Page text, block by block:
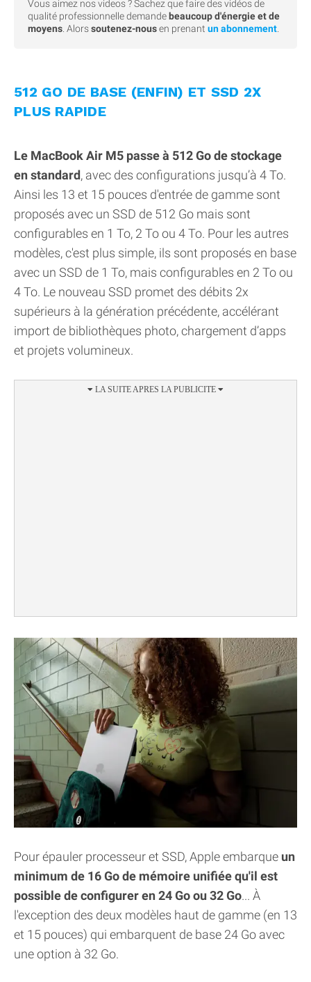
Vous aimez nos videos ? Sachez que faire des vidéos de
qualité professionnelle demande beaucoup d'énergie et de
moyens . Alorssoutenez-nousen prenant un abonnement
512 GO DE BASE (ENFIN) ET SSD 2X
PLUS RAPIDE
Le MacBook Air M5 passe à 512 Go de stockage
en standard, avec des configurations jusqu’à 4 To.
Ainsi les 13 et 15 pouces d'entrée de gamme sont
proposés avec un SSD de 512 Go mais sont
configurables en 1 To, 2 To ou 4 To. Pour les autres
modèles, c'est plus simple, ils sont proposés en base
avec un SSD de 1 To, mais configurables en 2 To ou
4 To. Le nouveau SSD promet des débits 2x
supérieurs à la génération précédente, accélérant
import de bibliothèques photo, chargement d’apps
et projets volumineux.
Pour épauler processeur et SSD, Apple embarque un
minimum de 16 Go de mémoire unifiée qu'il est
possible de configurer en 24 Go ou 32 Go... À
l'exception des deux modèles haut de gamme (en 13
et 15 pouces) qui embarquent de base 24 Go avec
une option à 32 Go.